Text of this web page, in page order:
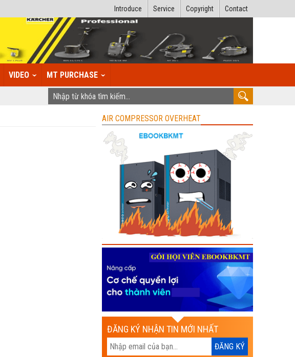
Contact
Copyright
Service
Introduce
VIDEO MT PURCHASE
AIR COMPRESSOR OVERHEAT
ĐĂNG KÝ NHẬN TIN MỚI NHẤT